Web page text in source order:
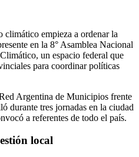
climático empieza a ordenar la
en la 8° Asamblea Nacional
un espacio federal que
para coordinar políticas
Argentina de Municipios frente
durante tres jornadas en la ciudad
a referentes de todo el país.
local